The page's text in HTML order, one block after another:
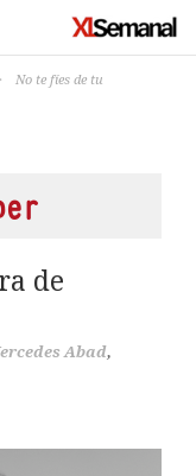
No te fíes de tu
de
Abad,